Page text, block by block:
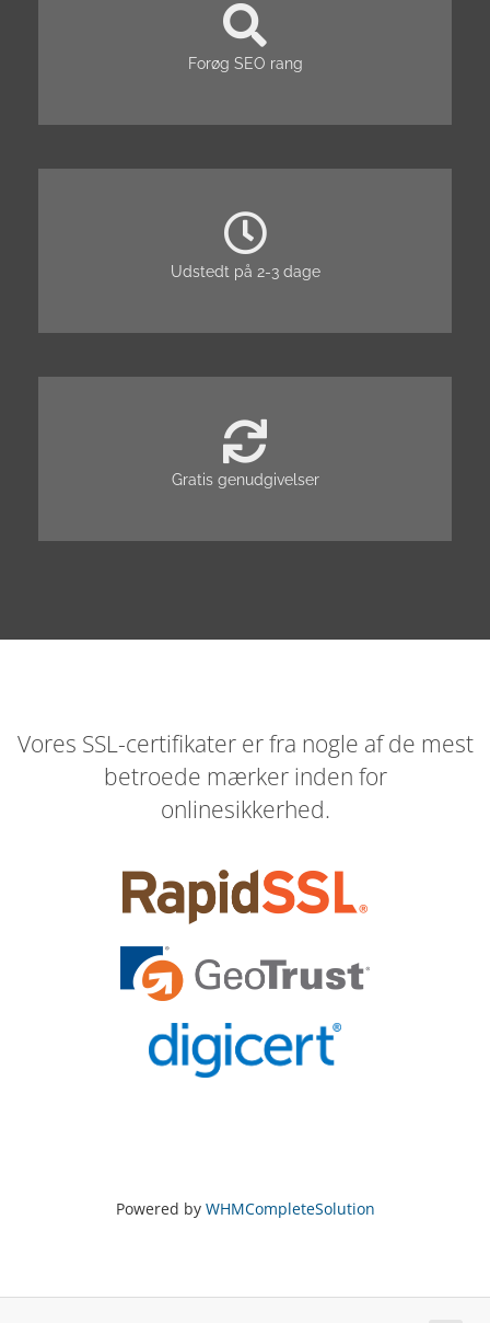
Forøg SEO rang
Udstedt på 2-3 dage
Gratis genudgivelser
Vores SSL-certifikater er fra nogle af de mest
betroede mærker inden for
onlinesikkerhed.
Powered by WHMCompleteSolution